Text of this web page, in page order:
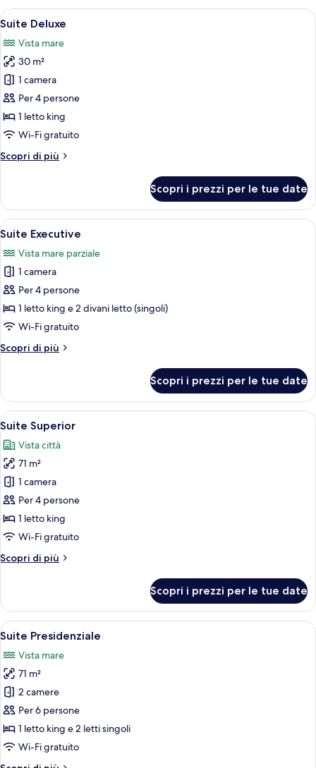
letti
con
letto
o
2
letti
singoli
Apri
tutte
le
foto
per
Suite
Deluxe
Un'ampia camera da letto con un
7
Suite Deluxe
Vista mare
30 m²
1 camera
Per 4 persone
1 letto king
Wi-Fi gratuito
Scopri di più
Altri
Deluxe
Scopri i prezzi per le tue date
Apri
tutte
le
foto
per
Suite
Executive
Un soggiorno con un divano, due
9
Suite Executive
Vista mare parziale
1 camera
Per 4 persone
1 letto king e 2 divani letto (singoli)
Wi-Fi gratuito
Scopri di più
Altri
Executive
Scopri i prezzi per le tue date
Apri
tutte
le
foto
per
Suite
Superior
Una camera da letto moderna con
8
Suite Superior
Vista città
71 m²
1 camera
Per 4 persone
1 letto king
Wi-Fi gratuito
Scopri di più
Altri
Superior
Scopri i prezzi per le tue date
Apri
tutte
le
foto
per
Suite
Presidenziale
Una camera da letto con un letto,
7
Suite Presidenziale
Vista mare
71 m²
2 camere
Per 6 persone
1 letto king e 2 letti singoli
Wi-Fi gratuito